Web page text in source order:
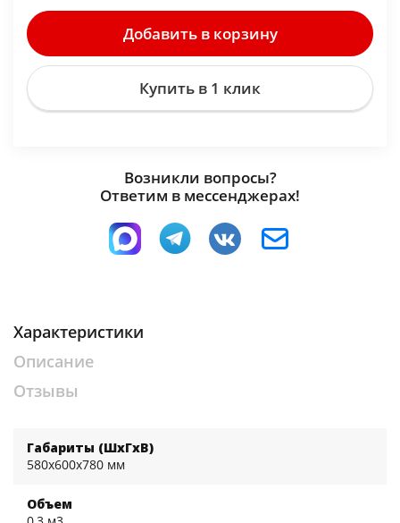
Добавить в корзину
Купить в 1 клик
Возникли вопросы?
Ответим в мессенджерах!
Характеристики
Описание
Отзывы
Габариты (ШхГхВ)
580x600x780 мм
Объем